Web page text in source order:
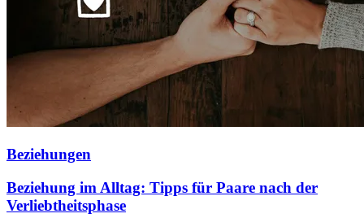
Beziehungen
Beziehung im Alltag: Tipps für Paare nach der
Verliebtheitsphase